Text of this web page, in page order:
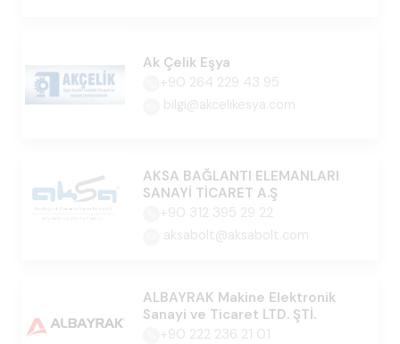
Ak Çelik Eşya
+90 264 229 43 95
bilgi@akcelikesya.com
AKSA BAĞLANTI ELEMANLARI
SANAYİ TİCARET A.Ş
+90 312 395 29 22
aksabolt@aksabolt.com
ALBAYRAK Makine Elektronik
Sanayi ve Ticaret LTD. ŞTİ.
+90 222 236 21 01